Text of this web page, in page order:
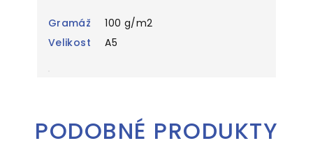
Gramáž
100 g/m2
Velikost
A5
PODOBNÉ PRODUKTY